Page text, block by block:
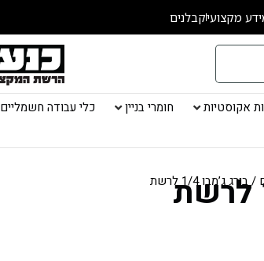
מקצועיקבלנים
אקוסטיות חומרי בניין כלי עבודה חשמליים
/ בורג ג’מבו 1/4 לרשת